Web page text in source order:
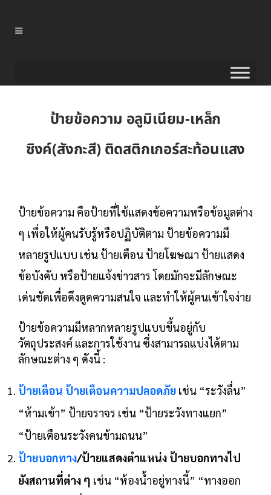
ป้ายข้อความ อลูมิเนียม-เหล็ก
ซิงค์(สังกะสี) ติดสติกเกอร์สะท้อนแสง
ป้ายข้อความ คือป้ายที่ใช้แสดงข้อความหรือข้อมูลต่าง
ๆ เพื่อให้ผู้คนรับรู้หรือปฏิบัติตาม ป้ายข้อความมี
หลายรูปแบบ เช่น ป้ายเตือน ป้ายโฆษณา ป้ายแสดง
ข้อบังคับ หรือป้ายแจ้งข่าวสาร โดยมักจะมีลักษณะ
เด่นชัดเพื่อดึงดูดความสนใจ และทำให้ผู้คนเข้าใจง่าย
ป้ายข้อความมีหลากหลายรูปแบบขึ้นอยู่กับ
วัตถุประสงค์ และการใช้งาน ซึ่งสามารถแบ่งได้ตาม
ลักษณะต่าง ๆ ดังนี้ :
ป้ายเตือน ป้ายเตือนความปลอดภัย เช่น “ระวังลื่น”
“ห้ามเข้า” ป้ายจราจร เช่น “ป้ายระวังทางแยก”
“ป้ายเตือนระวังคนข้ามถนน”
ป้ายบอกทาง/ป้ายแสดงตำแหน่ง ป้ายบอกทางไป
ยังสถานที่ต่าง ๆ เช่น “ห้องน้ำอยู่ทางนี้” “ทางออก